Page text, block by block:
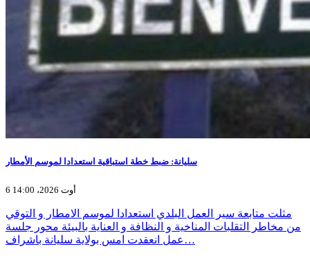
سليانة: ضبط خطة استباقية استعدادا لموسم الأمطار
6 أوت 2026، 14:00
مثلت متابعة سير العمل البلدي استعدادا لموسم الامطار و التوقي
من مخاطر التقلبات المناخية و النظافة و العناية بالبيئة محور جلسة
عمل انعقدت امس بولاية سليانة باشراف…